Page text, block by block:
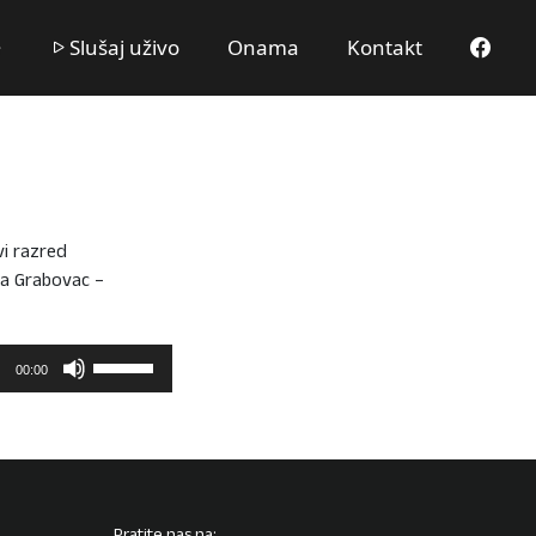
Slušaj uživo Onama Kontakt
razred
Grabovac –
00:00
biste